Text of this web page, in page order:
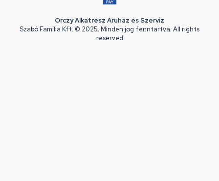
Orczy Alkatrész Áruház és Szerviz
Szabó Família Kft. © 2025. Minden jog fenntartva. All rights
reserved